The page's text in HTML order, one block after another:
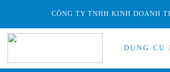
CÔNG TY TNHH KINH DOANH
DỤNG CỤ